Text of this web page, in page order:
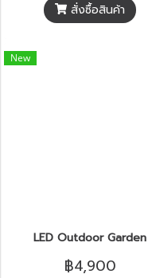
สั่งซื้อสินค้า
New
LED Outdoor Garden
฿4,900